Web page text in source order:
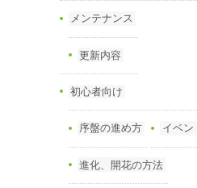
メンテナンス
更新内容
初心者向け
序盤の進め方 イベン
進化、開花の方法